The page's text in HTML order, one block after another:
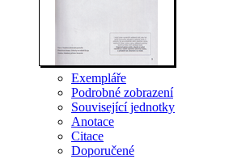
Exempláře
Podrobné zobrazení
Související jednotky
Anotace
Citace
Doporučené